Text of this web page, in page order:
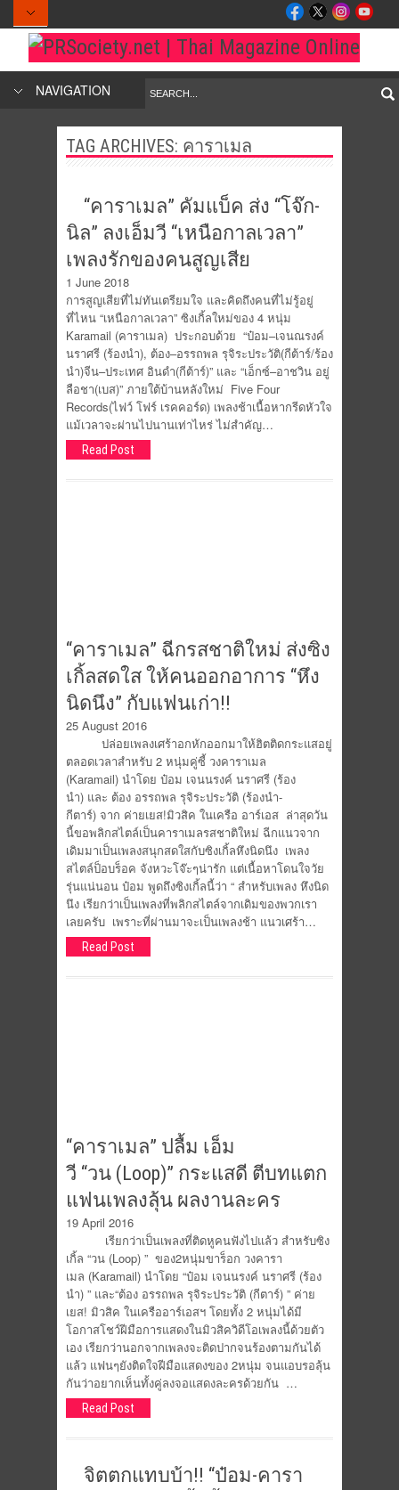
NAVIGATION
TAG ARCHIVES: คาราเมล
“คาราเมล” คัมแบ็ค ส่ง “โจ๊ก-
นิล” ลงเอ็มวี “เหนือกาลเวลา”
เพลงรักของคนสูญเสีย
1 June 2018
การสูญเสียที่ไม่ทันเตรียมใจ และคิดถึงคนที่ไม่รู้อยู่
ที่ไหน “เหนือกาลเวลา” ซิงเกิ้ลใหม่ของ 4 หนุ่ม
Karamail (คาราเมล) ประกอบด้วย “ป๋อม–เจนณรงค์
นราศรี (ร้องนำ), ต้อง–อรรถพล รุจิระประวัติ(กีต้าร์/ร้อง
นำ)จีน–ประเทศ อินดำ(กีต้าร์)” และ “เอ็กซ์–อาชวิน อยู่
ลือชา(เบส)” ภายใต้บ้านหลังใหม่ Five Four
Records(ไฟว์ โฟร์ เรคคอร์ด) เพลงช้าเนื้อหากรีดหัวใจ
แม้เวลาจะผ่านไปนานเท่าไหร่ ไม่สำคัญ…
Read Post
“คาราเมล” ฉีกรสชาติใหม่ ส่งซิง
เกิ้ลสดใส ให้คนออกอาการ “หึง
นิดนึง” กับแฟนเก่า!!
25 August 2016
ปล่อยเพลงเศร้าอกหักออกมาให้ฮิตติดกระแสอยู่
ตลอดเวลาสำหรับ 2 หนุ่มคู่ซี้ วงคาราเมล
(Karamail) นำโดย ป๋อม เจนนรงค์ นราศรี (ร้อง
นำ) และ ต้อง อรรถพล รุจิระประวัติ (ร้องนำ-
กีตาร์) จาก ค่ายเยส!มิวสิค ในเครือ อาร์เอส ล่าสุดวัน
นี้ขอพลิกสไตล์เป็นคาราเมลรสชาติใหม่ ฉีกแนวจาก
เดิมมาเป็นเพลงสนุกสดใสกับซิงเกิ้ลหึงนิดนึง เพลง
สไตล์ป็อบร็อค จังหวะโจ๊ะๆน่ารัก แต่เนื้อหาโดนใจวัย
รุ่นแน่นอน ป๋อม พูดถึงซิงเกิ้ลนี้ว่า “ สำหรับเพลง หึงนิด
นึง เรียกว่าเป็นเพลงที่พลิกสไตล์จากเดิมของพวกเรา
เลยครับ เพราะที่ผ่านมาจะเป็นเพลงช้า แนวเศร้า…
Read Post
“คาราเมล” ปลื้ม เอ็ม
วี “วน (Loop)” กระแสดี ตีบทแตก
แฟนเพลงลุ้น ผลงานละคร
19 April 2016
เรียกว่าเป็นเพลงที่ติดหูคนฟังไปแล้ว สำหรับซิง
เกิ้ล “วน (Loop) ” ของ2หนุ่มขาร็อก วงคารา
เมล (Karamail) นำโดย “ป๋อม เจนนรงค์ นราศรี (ร้อง
นำ) ” และ“ต้อง อรรถพล รุจิระประวัติ (กีตาร์) ” ค่าย
เยส! มิวสิค ในเครืออาร์เอสฯ โดยทั้ง 2 หนุ่มได้มี
โอกาสโชว์ฝีมือการแสดงในมิวสิควิดีโอเพลงนี้ด้วยตัว
เอง เรียกว่านอกจากเพลงจะติดปากจนร้องตามกันได้
แล้ว แฟนๆยังติดใจฝีมือแสดงของ 2หนุ่ม จนแอบรอลุ้น
กันว่าอยากเห็นทั้งคู่ลงจอแสดงละครด้วยกัน …
Read Post
จิตตกแทบบ้า!! “ป๋อม-คารา